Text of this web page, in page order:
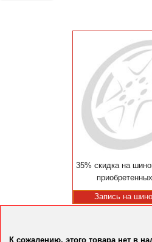
35% скидка на
Запись на
К сожалению, этого товара нет в